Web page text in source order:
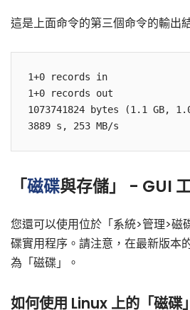
這是上面命令的第三個命令的輸出
1+0 records in
1+0 records out
1073741824 bytes (1.1 GB,
「磁碟與存儲」 - GUI
您還可以使用位於「系統>管理>磁
碟實用程序。請注意，在最新版本
為「磁碟」。
如何使用 Linux 上的「磁碟」